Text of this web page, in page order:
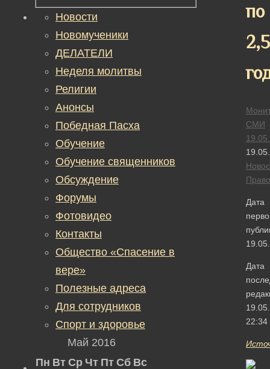
по
2,5
СМИ
Дата
Дата
22:34
Новости
Новомученики
ДЕЛАТЕЛИ
Неделя молитвы
Религии
Анонсы
Победная Пасха
Обучение
Обучение священников
Обсуждение
Форумы
Фотовидео
Контакты
Общество «Спасение в
вере»
Полезные адреса
Для сотрудников
Спорт и здоровье
Май 2016
Пн Вт Ср Чт Пт Сб Вс